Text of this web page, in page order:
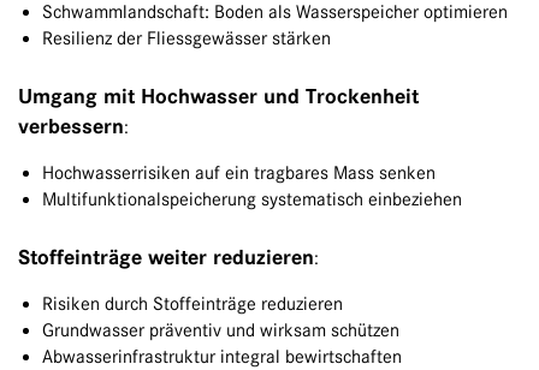
Schwammlandschaft: Boden als Wasserspeicher optimieren
Resilienz der Fliessgewässer stärken
Umgang mit Hochwasser und Trockenheit
verbessern:
Hochwasserrisiken auf ein tragbares Mass senken
Multifunktionalspeicherung systematisch einbeziehen
Stoffeinträge weiter reduzieren:
Risiken durch Stoffeinträge reduzieren
Grundwasser präventiv und wirksam schützen
Abwasserinfrastruktur integral bewirtschaften